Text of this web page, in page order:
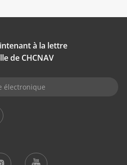
à la lettre
de CHCNAV